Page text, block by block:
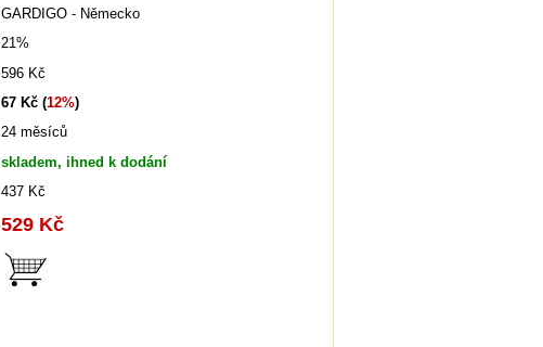
GARDIGO - Německo
21%
596 Kč
67 Kč (12%)
24 měsíců
skladem, ihned k dodání
437 Kč
529 Kč